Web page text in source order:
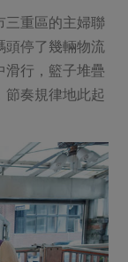
三重區的主婦聯
頭停了幾輛物流
滑行，籃子堆疊
節奏規律地此起